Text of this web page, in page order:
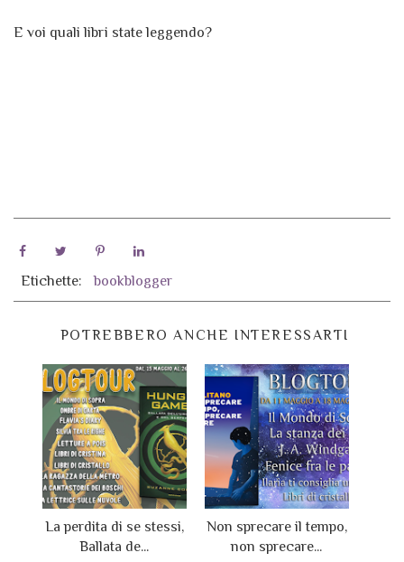
E voi quali libri state leggendo?
Etichette:bookblogger
POTREBBERO ANCHE INTERESSARTI
La perdita di se stessi,
Ballata de...
Non sprecare il tempo,
non sprecare...